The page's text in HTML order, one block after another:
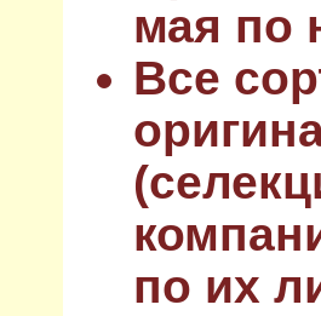
мая по
Все
по их